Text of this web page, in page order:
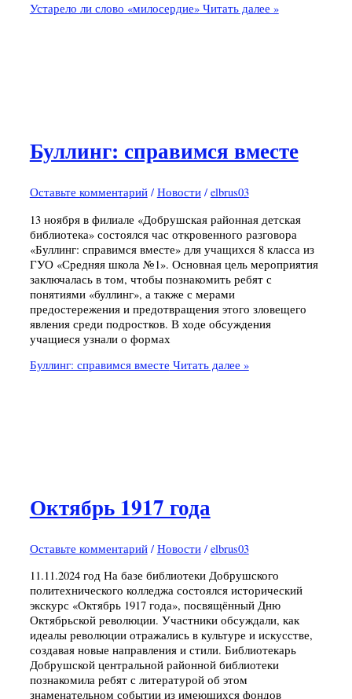
Устарело ли слово «милосердие»Читать далее »
Буллинг: справимся вместе
Оставьте комментарий / Новости/ elbrus03
13 ноября в филиале «Добрушская районная детская
библиотека» состоялся час откровенного разговора
«Буллинг: справимся вместе» для учащихся 8 класса из
ГУО «Средняя школа №1». Основная цель мероприятия
заключалась в том, чтобы познакомить ребят с
понятиями «буллинг», а также с мерами
предостережения и предотвращения этого зловещего
явления среди подростков. В ходе обсуждения
учащиеся узнали о формах
Буллинг: справимся вместе Читать далее »
Октябрь 1917 года
Оставьте комментарий / Новости/ elbrus03
11.11.2024 год На базе библиотеки Добрушского
политехнического колледжа состоялся исторический
экскурс «Октябрь 1917 года», посвящённый Дню
Октябрьской революции. Участники обсуждали, как
идеалы революции отражались в культуре и искусстве,
создавая новые направления и стили. Библиотекарь
Добрушской центральной районной библиотеки
познакомила ребят с литературой об этом
знаменательном событии из имеющихся фондов